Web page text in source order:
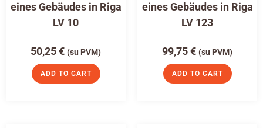
eines Gebäudes in Riga
LV 10
50,25€ (su PVM)
ADD TO CART
eines Gebäudes in Riga
LV 123
99,75€ (su PVM)
ADD TO CART